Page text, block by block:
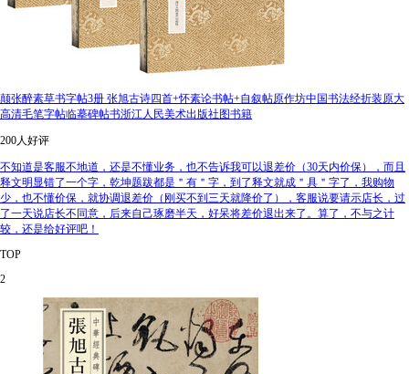
颠张醉素草书字帖3册 张旭古诗四首+怀素论书帖+自叙帖原作坊中国书法经折装原大
高清毛笔字帖临摹碑帖书浙江人民美术出版社图书籍
200人好评
不知道是客服不地道，还是不懂业务，也不告诉我可以退差价（30天内价保），而且
释文明显错了一个字，乾坤题跋都是＂有＂字，到了释文就成＂具＂字了，我购物
少，也不懂价保，就协调退差价（刚买不到三天就降价了），客服说要请示店长，过
了一天说店长不同意，后来自己琢磨半天，好呆将差价退出来了。算了，不与之计
较，还是给好评吧！
TOP
2